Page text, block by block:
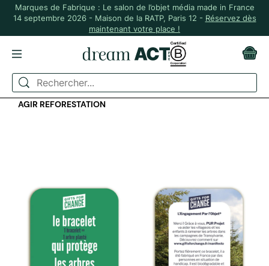
Marques de Fabrique : Le salon de l’objet média made in France
14 septembre 2026 - Maison de la RATP, Paris 12 - Réservez dès
maintenant votre place !
ACCUEIL
TEXTILE
BRACELET ET MÉDAILLON EN BOIS MADE IN FRANCE -
AGIR REFORESTATION